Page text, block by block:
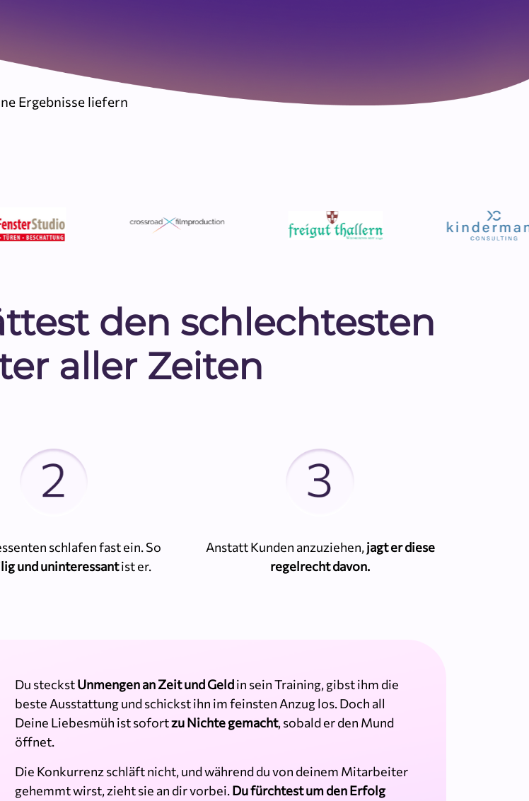
Ergebnisse liefern
den schlechtesten
aller Zeiten
schlafen fast ein. So
und uninteressantist er.
Anstatt Kunden anzuziehen, jagt er diese
regelrecht davon.
Du steckstUnmengen an Zeit und Geldin sein Training, gibst ihm die
beste Ausstattung und schickst ihn im feinsten Anzug los. Doch all
Deine Liebesmüh ist sofortzu Nichte gemacht, sobald er den Mund
öffnet.
Die Konkurrenz schläft nicht, und während du von deinem Mitarbeiter
gehemmt wirst, zieht sie an dir vorbei.Du fürchtest um den Erfolg